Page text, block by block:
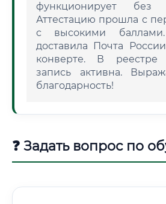
функционирует без
Аттестацию прошла с
с высокими
доставила Почта
конверте. В
запись активна.
благодарность!
❓ Задать вопрос по